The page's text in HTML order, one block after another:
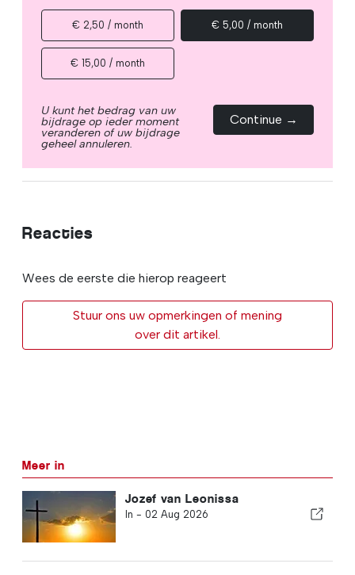
€ 2,50 / month € 5,00 / month
€ 15,00 / month
U kunt het bedrag van uw
bijdrage op ieder moment
veranderen of uw bijdrage
geheel annuleren.
Continue →
Reacties
Wees de eerste die hierop reageert
Stuur ons uw opmerkingen of mening
over dit artikel.
Meer in
Jozef van Leonissa
In - 02 Aug 2026